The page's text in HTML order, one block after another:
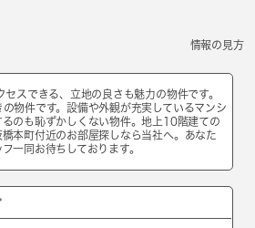
情報の見方
スできる、立地の良さも魅力の物件です。
物件です。設備や外観が充実しているマンシ
のも恥ずかしくない物件。地上10階建ての
本町付近のお部屋探しなら当社へ。あなた
一同お待ちしております。